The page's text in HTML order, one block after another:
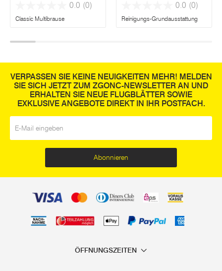
0.0 (0)
Classic Multibrause
0.0 (0)
Reinigungs-Grundausstattung
VERPASSEN SIE KEINE NEUIGKEITEN MEHR! MELDEN
SIE SICH JETZT ZUM ZGONC-NEWSLETTER AN UND
ERHALTEN SIE NEUE FLUGBLÄTTER SOWIE
EXKLUSIVE ANGEBOTE DIREKT IN IHR POSTFACH.
Abonnieren
ÖFFNUNGSZEITEN